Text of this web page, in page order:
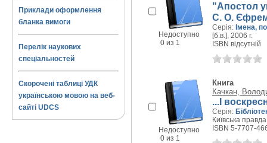
Приклади оформлення
бланка вимоги
Перелік наукових
спеціальностей
Скорочені таблиці УДК
українською мовою на веб-
сайті UDCS
Недоступно
0 из 1
"Апостол
С. О.
Серія: Імена,
[б.в.], 2006 г.
ISBN відсутній
Недоступно
0 из 1
Книга
Качкан,
...І
Серія:
Київська
ISBN 5-7707-